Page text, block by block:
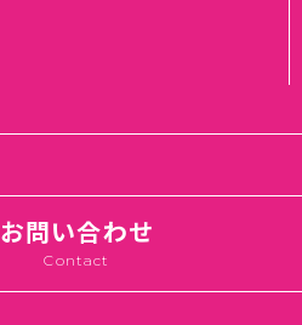
お問い合わせ
Contact